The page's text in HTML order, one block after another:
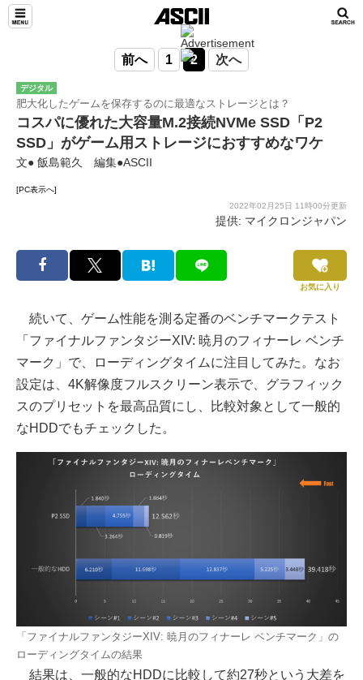
前へ 1 2 次へ
デジタル
肥大化したゲームを保存するのに最適なストレージとは？
コスパに優れた大容量M.2接続NVMe SSD「P2
SSD」がゲーム用ストレージにおすすめなワケ
文● 飯島範久 編集●ASCII
[PC表示へ]
2022年02月25日 11時00分更新
提供: マイクロンジャパン
お気に入り
続いて、ゲーム性能を測る定番のベンチマークテスト
「ファイナルファンタジーXIV: 暁月のフィナーレ ベンチ
マーク」で、ローディングタイムに注目してみた。なお
設定は、4K解像度フルスクリーン表示で、グラフィック
スのプリセットを最高品質にし、比較対象として一般的
なHDDでもチェックした。
「ファイナルファンタジーXIV: 暁月のフィナーレ ベンチマーク」の
ローディングタイムの結果
結果は、一般的なHDDに比較して約27秒という大差を